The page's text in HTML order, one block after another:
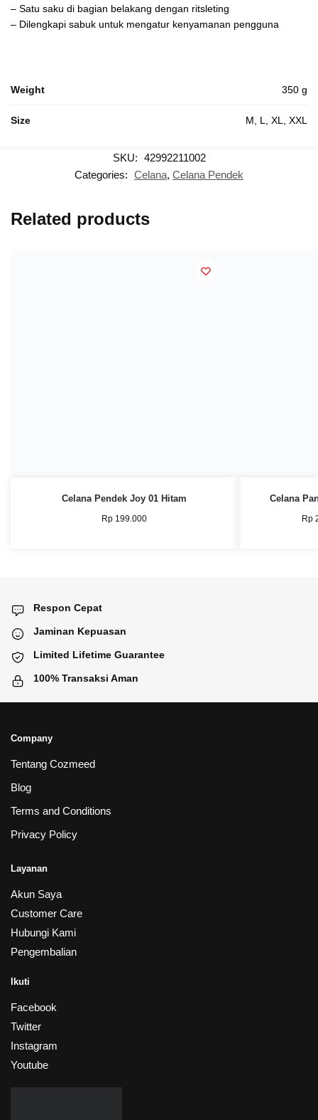
– Satu saku di bagian belakang dengan ritsleting
– Dilengkapi sabuk untuk mengatur kenyamanan pengguna
Weight 350 g
Size M, L, XL, XXL
SKU: 42992211002
Categories: Celana, Celana Pendek
Related products
Celana Pendek Joy 01 Hitam
Rp 199.000
Celana
Rp
Respon Cepat
Jaminan Kepuasan
Limited Lifetime Guarantee
100% Transaksi Aman
Company
Tentang Cozmeed
Blog
Terms and Conditions
Privacy Policy
Layanan
Akun Saya
Customer Care
Hubungi Kami
Pengembalian
Ikuti
Facebook
Twitter
Instagram
Youtube